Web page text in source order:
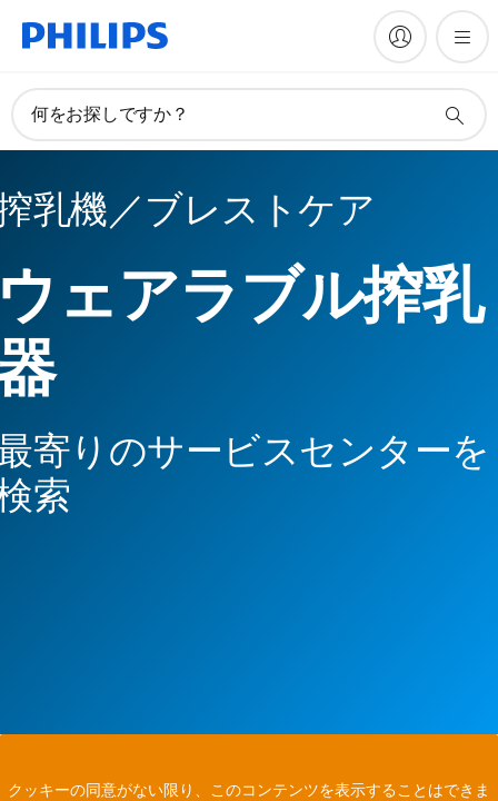
何をお探しですか？
乳機／ブレストケア
ェアラブル搾乳
寄りのサービスセンターを
索
クッキーの同意がない限り、このコンテンツを表示することはできま